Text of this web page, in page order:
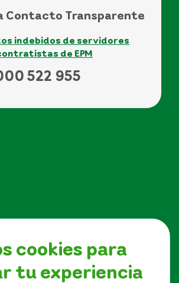
cookies para
tu experiencia
Contacto Transparente
indebidos de servidores
de EPM
522 955
en